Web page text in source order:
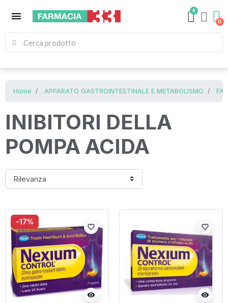
menu 0
Home APPARATO GASTROINTESTINALE E METABOLISMO
INIBITORI DELLA
POMPA ACIDA
-17%
visibility
favorite_border
visibility
favorite_border